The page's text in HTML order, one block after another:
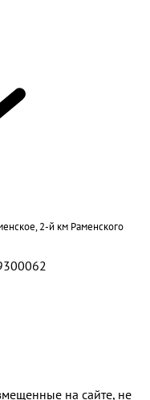
2-й км Раменского
на сайте, не